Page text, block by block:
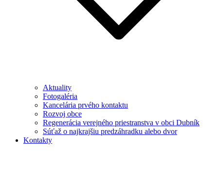
Aktuality
Fotogaléria
Kancelária prvého kontaktu
Rozvoj obce
Regenerácia verejného priestranstva v obci Dubník
Súťaž o najkrajšiu predzáhradku alebo dvor
Kontakty